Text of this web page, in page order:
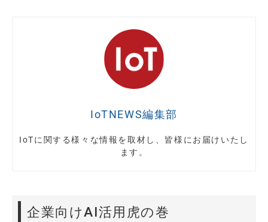
IoTNEWS編集部
IoTに関する様々な情報を取材し、皆様にお届けいたし
ます。
企業向けAI活用虎の巻